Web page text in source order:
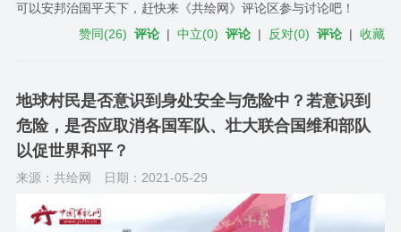
可以安邦治国平天下，赶快来《共绘网》评论区参与讨论吧！
赞同(26) 评论 |中立(0) 评论 | 反对(0) 评论 |收藏
地球村民是否意识到身处安全与危险中？若意识到
危险，是否应取消各国军队、壮大联合国维和部队
以促世界和平？
来源：共绘网 日期：2021-05-29